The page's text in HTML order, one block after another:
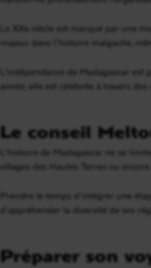
Le XXe siècle est marqué par une
majeur dans l’histoire malgache,
L’indépendance de Madagascar
année, elle est célébrée à travers
Le conseil
L’histoire de Madagascar ne se
villages des Hautes Terres ou
Prendre le temps d’intégrer une
d’appréhender la diversité de ses
Préparer son